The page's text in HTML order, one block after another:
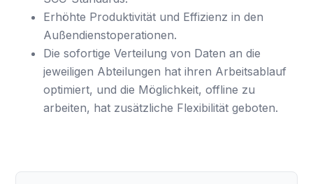
Erhöhte Produktivität und Effizienz in den
Außendienstoperationen.
Die sofortige Verteilung von Daten an die
jeweiligen Abteilungen hat ihren Arbeitsablauf
optimiert, und die Möglichkeit, offline zu
arbeiten, hat zusätzliche Flexibilität geboten.